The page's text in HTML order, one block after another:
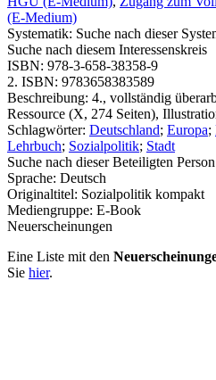
(E-Medium)
Systematik: Suche nach dieser
Suche nach diesem Interessenskreis
ISBN: 978-3-658-38358-9
2. ISBN: 9783658383589
Beschreibung: 4., vollständig
Ressource (X, 274 Seiten),
Schlagwörter: Deutschland; Europa;
Lehrbuch; Sozialpolitik; Stadt
Suche nach dieser Beteiligten Person
Sprache: Deutsch
Originaltitel: Sozialpolitik kompakt
Mediengruppe: E-Book
Neuerscheinungen
Eine Liste mit den
Sie hier.